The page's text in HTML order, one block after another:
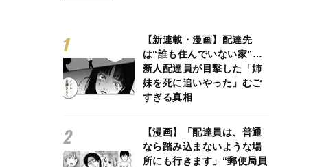
【新連載・漫画】配達先
は“誰も住んでいない家”…
新人配達員が目撃した「姉
妹を死に追いやった」むご
すぎる真相
【漫画】「配達員は、普通
なら踏み込まないような場
所にも行きます」“郵便局員